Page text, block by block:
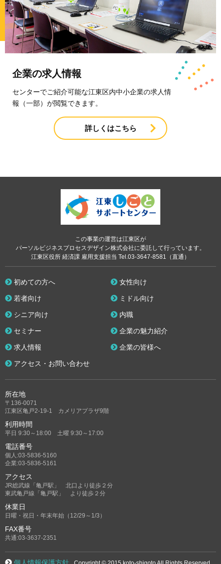
企業の求人情報
センターでご紹介可能な江東区内中小企業の求人情
報（一部）が閲覧できます。
詳しくはこちら
この事業の運営は江東区が
パーソルビジネスプロセスデザイン株式会社に委託して行っています。
江東区役所 経済課 雇用支援担当 Tel.03-3647-8581（直通）
所在地
〒136-0071
江東区亀戸2-19-1 カメリアプラザ9階
利用時間
平日 9:30～18:00 土曜 9:30～17:00
電話番号
個人:03-5836-5160
企業:03-5836-5161
アクセス
JR総武線「亀戸駅」 北口より徒歩２分
東武亀戸線「亀戸駅」 より徒歩２分
休業日
日曜・祝日・年末年始（12/29～1/3）
FAX番号
共通:03-3637-2351
初めての方へ 女性向け
若者向け ミドル向け
シニア向け 内職
セミナー 企業の魅力紹介
求人情報 企業の皆様へ
アクセス・お問い合わせ